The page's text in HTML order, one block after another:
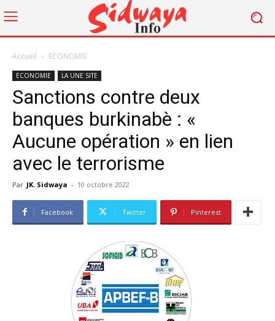
Accueil ECONOMIE
ECONOMIE LA UNE SITE
Sanctions contre deux
banques burkinabè : «
Aucune opération » en lien
avec le terrorisme
Par JK. Sidwaya - 10 octobre 2022
Facebook Twitter Pinterest